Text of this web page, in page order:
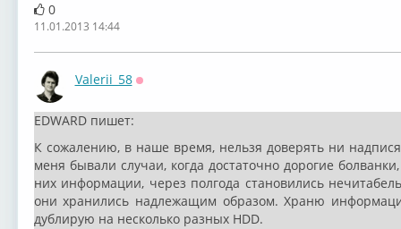
0
11.01.2013 14:44
Valerii_58
EDWARD пишет:
К сожалению, в наше время, нельзя доверять ни
меня бывали случаи, когда достаточно дорогие
них информации, через полгода становились
они хранились надлежащим образом. Храню
дублирую на несколько разных HDD.